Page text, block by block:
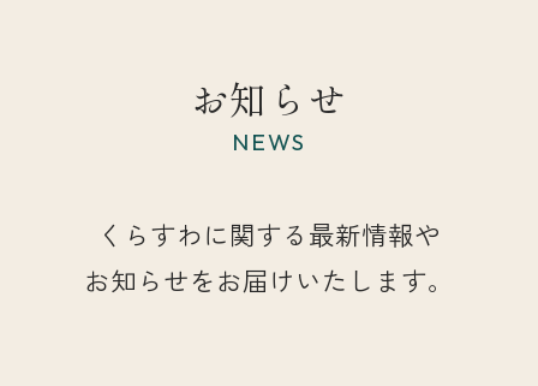
お知らせ
NEWS
くらすわに関する最新情報や
お知らせをお届けいたします。